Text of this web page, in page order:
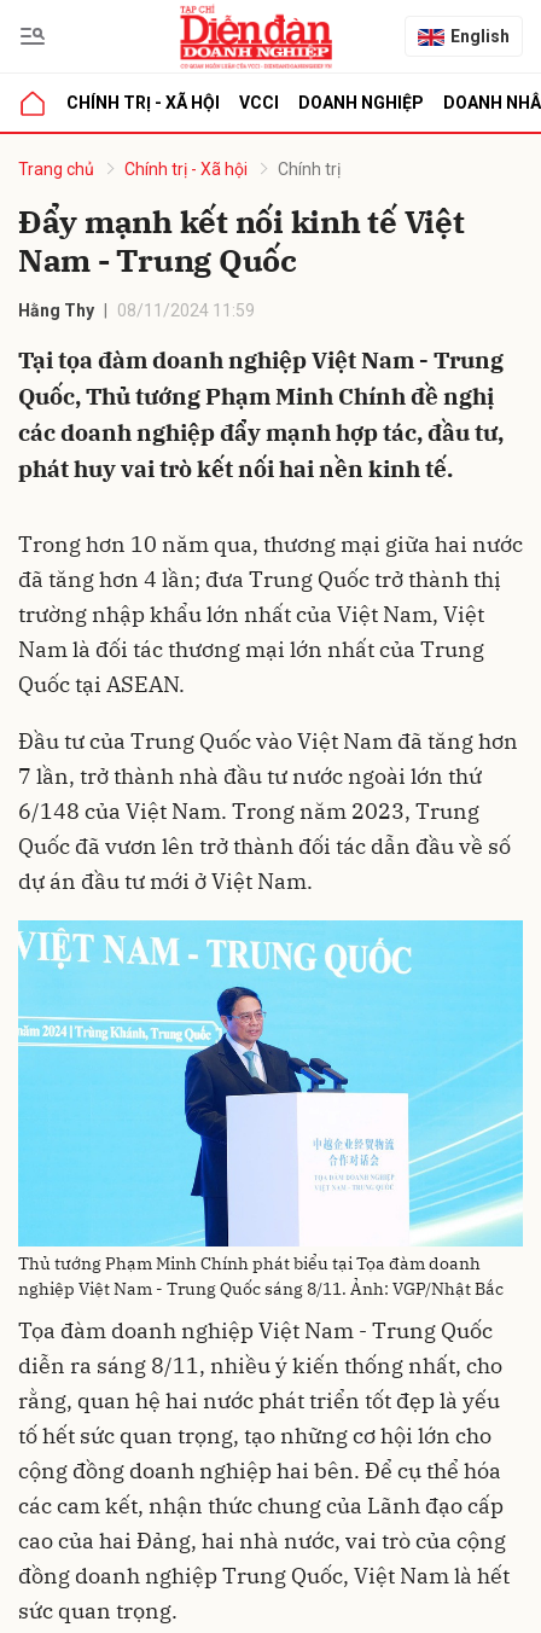
English
CHÍNH TRỊ - XÃ HỘI VCCI DOANH NGHIỆP DOANH
Trang chủ Chính trị - Xã hội Chính trị
Đẩy mạnh kết nối kinh tế Việt
Nam - Trung Quốc
Hằng Thy 08/11/2024 11:59
Tại tọa đàm doanh nghiệp Việt Nam - Trung
Quốc, Thủ tướng Phạm Minh Chính đề nghị
các doanh nghiệp đẩy mạnh hợp tác, đầu tư,
phát huy vai trò kết nối hai nền kinh tế.
Trong hơn 10 năm qua, thương mại giữa hai nước
đã tăng hơn 4 lần; đưa Trung Quốc trở thành thị
trường nhập khẩu lớn nhất của Việt Nam, Việt
Nam là đối tác thương mại lớn nhất của Trung
Quốc tại ASEAN.
Đầu tư của Trung Quốc vào Việt Nam đã tăng hơn
7 lần, trở thành nhà đầu tư nước ngoài lớn thứ
6/148 của Việt Nam. Trong năm 2023, Trung
Quốc đã vươn lên trở thành đối tác dẫn đầu về số
dự án đầu tư mới ở Việt Nam.
Thủ tướng Phạm Minh Chính phát biểu tại Tọa đàm doanh
nghiệp Việt Nam - Trung Quốc sáng 8/11. Ảnh: VGP/Nhật Bắc
Tọa đàm doanh nghiệp Việt Nam - Trung Quốc
diễn ra sáng 8/11, nhiều ý kiến thống nhất, cho
rằng, quan hệ hai nước phát triển tốt đẹp là yếu
tố hết sức quan trọng, tạo những cơ hội lớn cho
cộng đồng doanh nghiệp hai bên. Để cụ thể hóa
các cam kết, nhận thức chung của Lãnh đạo cấp
cao của hai Đảng, hai nhà nước, vai trò của cộng
đồng doanh nghiệp Trung Quốc, Việt Nam là hết
sức quan trọng.
luận
Hủy